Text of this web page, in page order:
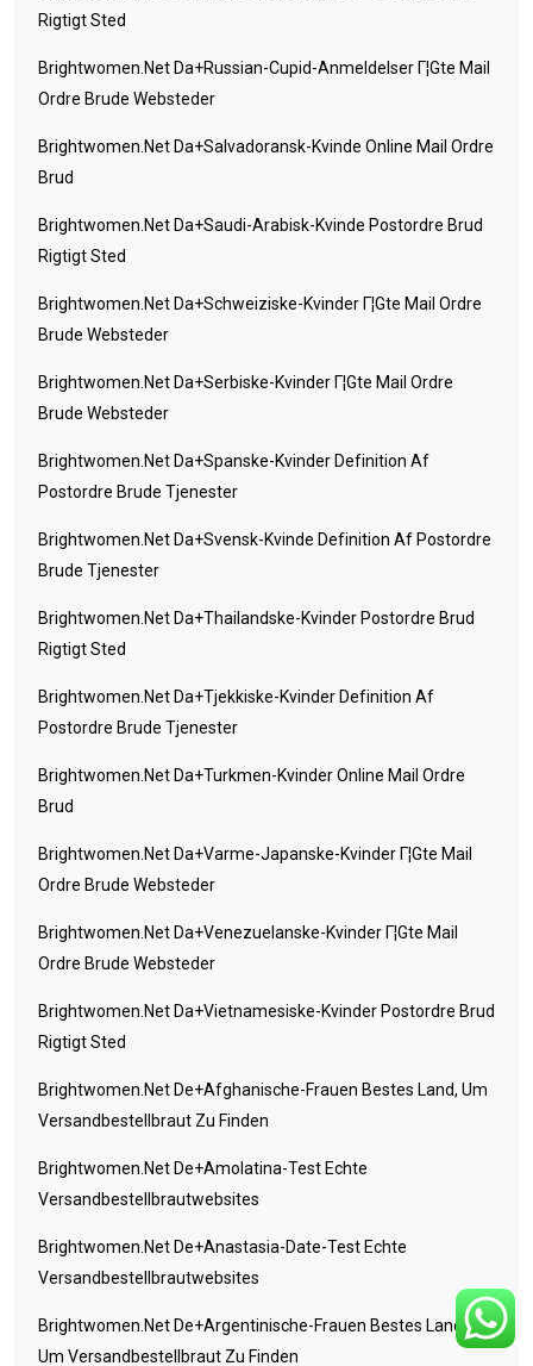
Rigtigt Sted
Brightwomen.net Da+russian-Cupid-Anmeldelser Г¦gte Mail
Ordre Brude Websteder
Brightwomen.net Da+salvadoransk-Kvinde Online Mail Ordre
Brud
Brightwomen.net Da+saudi-Arabisk-Kvinde Postordre Brud
Rigtigt Sted
Brightwomen.net Da+schweiziske-Kvinder Г¦gte Mail Ordre
Brude Websteder
Brightwomen.net Da+serbiske-Kvinder Г¦gte Mail Ordre
Brude Websteder
Brightwomen.net Da+spanske-Kvinder Definition Af
Postordre Brude Tjenester
Brightwomen.net Da+svensk-Kvinde Definition Af Postordre
Brude Tjenester
Brightwomen.net Da+thailandske-Kvinder Postordre Brud
Rigtigt Sted
Brightwomen.net Da+tjekkiske-Kvinder Definition Af
Postordre Brude Tjenester
Brightwomen.net Da+turkmen-Kvinder Online Mail Ordre
Brud
Brightwomen.net Da+varme-Japanske-Kvinder Г¦gte Mail
Ordre Brude Websteder
Brightwomen.net Da+venezuelanske-Kvinder Г¦gte Mail
Ordre Brude Websteder
Brightwomen.net Da+vietnamesiske-Kvinder Postordre Brud
Rigtigt Sted
Brightwomen.net De+afghanische-Frauen Bestes Land, Um
Versandbestellbraut Zu Finden
Brightwomen.net De+amolatina-Test Echte
Versandbestellbrautwebsites
Brightwomen.net De+anastasia-Date-Test Echte
Versandbestellbrautwebsites
Brightwomen.net De+argentinische-Frauen Bestes Land,
Um Versandbestellbraut Zu Finden